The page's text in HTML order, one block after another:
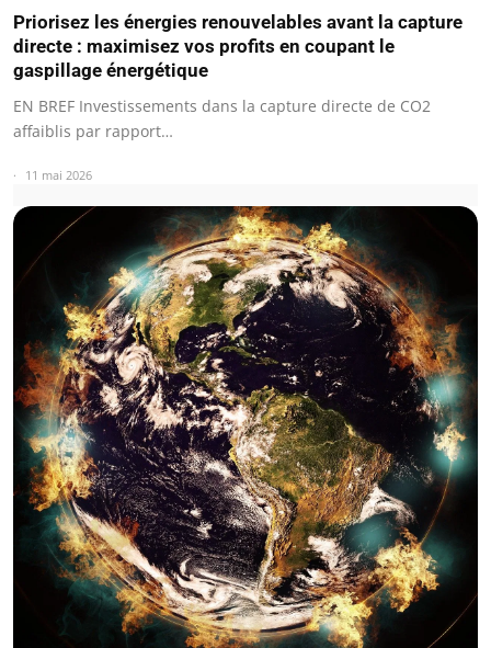
Priorisez les énergies renouvelables avant la capture
directe : maximisez vos profits en coupant le
gaspillage énergétique
EN BREF Investissements dans la capture directe de CO2
affaiblis par rapport…
11 mai 2026